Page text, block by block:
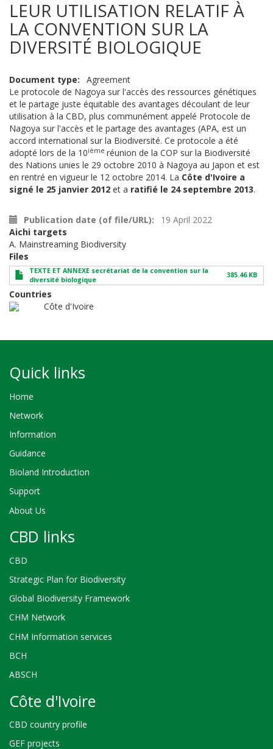
LEUR UTILISATION RELATIF À
LA CONVENTION SUR LA
DIVERSITÉ BIOLOGIQUE
Document type
Agreement
Le protocole de Nagoya sur l'accès des ressources génétiques
et le partage juste équitable des avantages découlant de leur
utilisation à la CBD, plus communément appelé Protocole de
Nagoya sur l'accès et le partage des avantages (APA, est un
accord international sur la Biodiversité. Ce protocole a été
adopté lors de la 10ième réunion de la COP sur la Biodiversité
des Nations unies le 29 octobre 2010 à Nagoya au Japon et est
en rentré en vigueur le 12 octobre 2014. La Côte d'Ivoire a
signé le 25 janvier 2012 et a ratifié le 24 septembre 2013.
Publication date (of file/URL)
19 April 2022
Aichi targets
A. Mainstreaming Biodiversity
Files
TEXTE ET ANNEXE secrétariat de la convention sur la
diversité biologique
385.46 KB
Countries
Côte d'Ivoire
Quick links
Home
Network
Information
Guidance
Bioland Introduction
Support
About Us
CBD links
CBD
Strategic Plan for Biodiversity
Global Biodiversity Framework
CHM Network
CHM Information services
BCH
ABSCH
Côte d'Ivoire
CBD country profile
GEF projects